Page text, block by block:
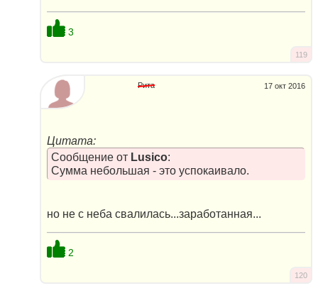
3
119
17 окт 2016
Рита
Цитата:
Сообщение от Lusico:
Сумма небольшая - это успокаивало.
но не с неба свалилась...заработанная...
2
120